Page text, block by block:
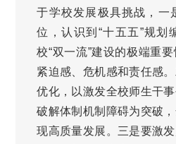
于学校发展极具挑战，一
位，认识到“十五五”规划
校“双一流”建设的极端重
紧迫感、危机感和责任感
优化，以激发全校师生干
破解体制机制障碍为突破
现高质量发展。三是要激